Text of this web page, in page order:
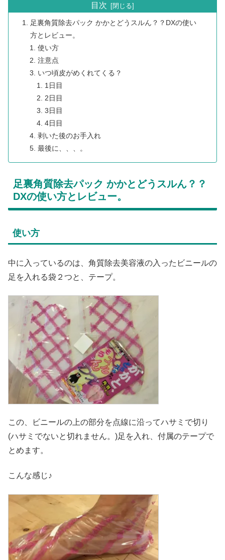
目次
足裏角質除去パック かかとどうスルん？？DXの使い
方とレビュー。
使い方
注意点
いつ頃皮がめくれてくる？
1日目
2日目
3日目
4日目
剥いた後のお手入れ
最後に、、、。
足裏角質除去パック かかとどうスルん？？
DXの使い方とレビュー。
使い方
中に入っているのは、角質除去美容液の入ったビニールの
足を入れる袋２つと、テープ。
この、ビニールの上の部分を点線に沿ってハサミで切り
(ハサミでないと切れません。)足を入れ、付属のテープで
とめます。
こんな感じ♪